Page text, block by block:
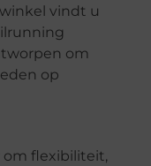
vindt u
om
op
om flexibiliteit,